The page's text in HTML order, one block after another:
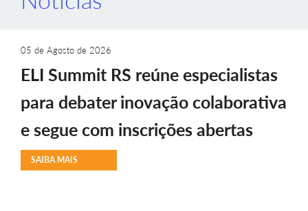
05 de Agosto de 2026
ELI Summit RS reúne especialistas
para debater inovação colaborativa
e segue com inscrições abertas
SAIBA MAIS